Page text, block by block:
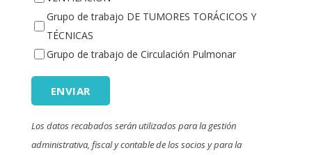
Grupo de trabajo DE TUMORES TORÁCICOS Y
TÉCNICAS
Grupo de trabajo de Circulación Pulmonar
ENVIAR
Los datos recabados serán utilizados para la gestión
administrativa, fiscal y contable de los socios y para la